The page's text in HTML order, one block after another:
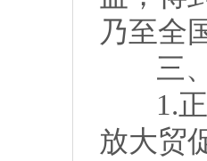
乃至全
三、
1.正
放大贸